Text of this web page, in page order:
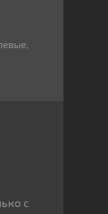
,
с